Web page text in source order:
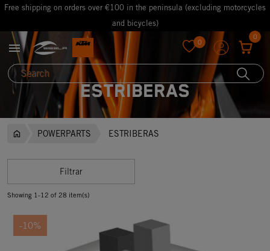
Free shipping on orders over €100 in the peninsula (excluding motorcycles
and bicycles)
 0
0
ESTRIBERAS
POWERPARTS ESTRIBERAS
Filtrar
Showing 1-12 of 28 item(s)
-10%